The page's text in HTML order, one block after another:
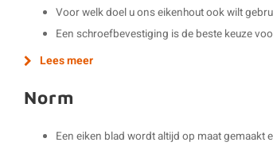
Voor welk doel u ons eikenhout ook wilt
Een schroefbevestiging is de beste keuze
Lees meer
Norm
Een eiken blad wordt altijd op maat gemaakt